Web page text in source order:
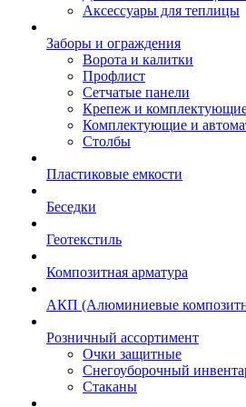
Аксессуары для теплицы
Заборы и ограждения
Ворота и калитки
Профлист
Сетчатые панели
Крепеж и комплектующие
Комплектующие и
Столбы
Пластиковые емкости
Беседки
Геотекстиль
Композитная арматура
АКП (Алюминиевые
Розничный ассортимент
Очки защитные
Снегоуборочный
Стаканы